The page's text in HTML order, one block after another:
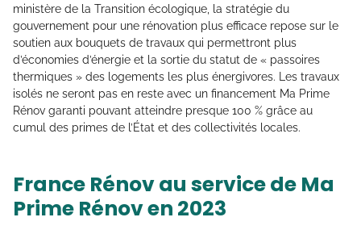
ministère de la Transition écologique, la stratégie du
gouvernement pour une rénovation plus efficace repose sur le
soutien aux bouquets de travaux qui permettront plus
d’économies d’énergie et la sortie du statut de « passoires
thermiques » des logements les plus énergivores. Les travaux
isolés ne seront pas en reste avec un financement Ma Prime
Rénov garanti pouvant atteindre presque 100 % grâce au
cumul des primes de l’État et des collectivités locales.
France Rénov au service de Ma
Prime Rénov en 2023